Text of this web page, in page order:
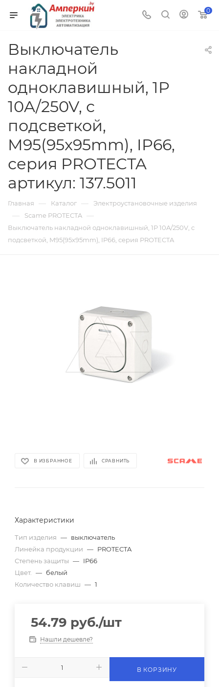
0
Выключатель
накладной
одноклавишный, 1P
10A/250V, с
подсветкой,
M95(95x95mm), IP66,
серия PROTECTA
артикул: 137.5011
Главная — Каталог — Электроустановочные изделия
— Scame PROTECTA —
Выключатель накладной одноклавишный, 1P 10A/250V, с
подсветкой, M95(95x95mm), IP66, серия PROTECTA
В ИЗБРАННОЕ СРАВНИТЬ
Характеристики
Тип изделия — выключатель
Линейка продукции — PROTECTA
Степень защиты — IP66
Цвет.
— белый
Количество клавиш — 1
54.79 руб./шт
Нашли дешевле?
В КОРЗИНУ